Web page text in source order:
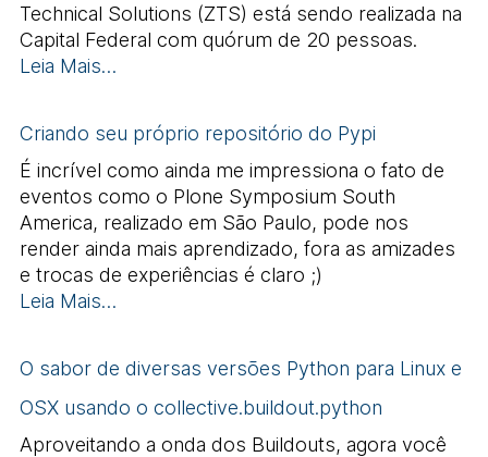
Technical Solutions (ZTS) está sendo realizada na
Capital Federal com quórum de 20 pessoas.
Leia Mais…
Criando seu próprio repositório do Pypi
É incrível como ainda me impressiona o fato de
eventos como o Plone Symposium South
America, realizado em São Paulo, pode nos
render ainda mais aprendizado, fora as amizades
e trocas de experiências é claro ;)
Leia Mais…
O sabor de diversas versões Python para Linux e
OSX usando o collective.buildout.python
Aproveitando a onda dos Buildouts, agora você